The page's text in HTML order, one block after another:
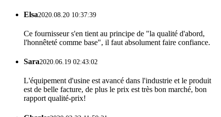
Elsa2020.08.20 10:37:39
Ce fournisseur s'en tient au principe de "la qualité d'abord,
l'honnêteté comme base", il faut absolument faire confiance.
Sara2020.06.19 02:43:02
L'équipement d'usine est avancé dans l'industrie et le produit
est de belle facture, de plus le prix est très bon marché, bon
rapport qualité-prix!